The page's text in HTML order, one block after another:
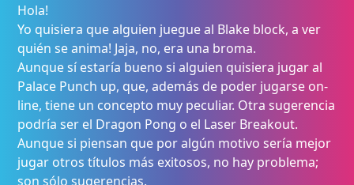
Hola!
Yo quisiera que alguien juegue al Blake block, a ver
quién se anima! Jaja, no, era una broma.
Aunque sí estaría bueno si alguien quisiera jugar al
Palace Punch up, que, además de poder jugarse on-
line, tiene un concepto muy peculiar. Otra sugerencia
podría ser el Dragon Pong o el Laser Breakout.
Aunque si piensan que por algún motivo sería mejor
jugar otros títulos más exitosos, no hay problema;
son sólo sugerencias.